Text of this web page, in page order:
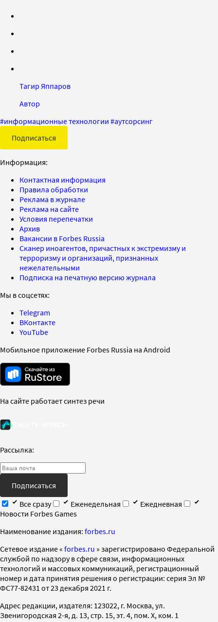
Тагир Яппаров
Автор
#информационные технологии #аутсорсинг
Подписаться
Информация:
Контактная информация
Правила обработки
Реклама в журнале
Реклама на сайте
Условия перепечатки
Архив
Вакансии в Forbes Russia
Сканер иноагентов, причастных к экстремизму и
терроризму и организаций, признанных
нежелательными
Подписка на печатную версию журнала
Мы в соцсетях:
Telegram
ВКонтакте
YouTube
Мобильное приложение Forbes Russia на Android
На сайте работает синтез речи
Рассылка:
Подписаться
Все сразу
Еженедельная
Ежедневная
Новости Forbes Games
Наименование издания: forbes.ru
Cетевое издание « forbes.ru » зарегистрировано Федеральной
службой по надзору в сфере связи, информационных
технологий и массовых коммуникаций, регистрационный
номер и дата принятия решения о регистрации: серия Эл №
ФС77-82431 от 23 декабря 2021 г.
Адрес редакции, издателя: 123022, г. Москва, ул.
Звенигородская 2-я, д. 13, стр. 15, эт. 4, пом. X, ком. 1